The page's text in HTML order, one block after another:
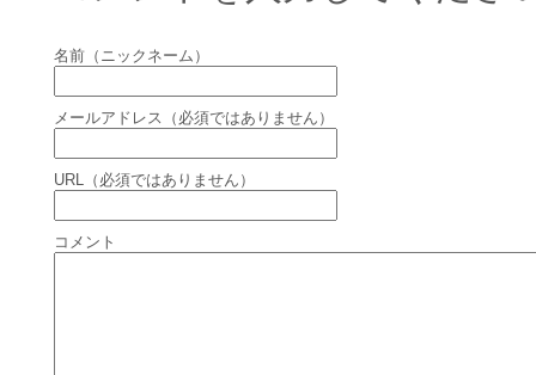
名前（ニックネーム）
メールアドレス（必須ではありません）
URL（必須ではありません）
コメント